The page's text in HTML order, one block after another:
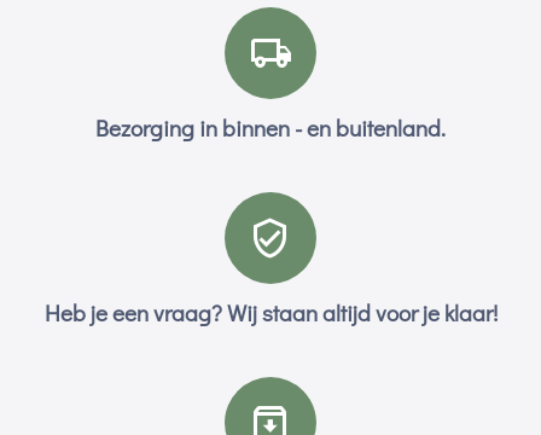
Bezorging in binnen - en buitenland.
Heb je een vraag? Wij staan altijd voor je klaar!